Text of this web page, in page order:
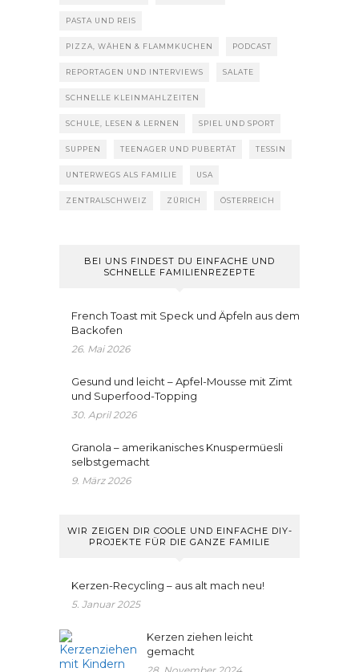
PASTA UND REIS
PIZZA, WÄHEN & FLAMMKUCHEN PODCAST
REPORTAGEN UND INTERVIEWS SALATE
SCHNELLE KLEINMAHLZEITEN
SCHULE, LESEN & LERNEN SPIEL UND SPORT
SUPPEN TEENAGER UND PUBERTÄT TESSIN
UNTERWEGS ALS FAMILIE USA
ZENTRALSCHWEIZ ZÜRICH ÖSTERREICH
BEI UNS FINDEST DU EINFACHE UND
SCHNELLE FAMILIENREZEPTE
French Toast mit Speck und Äpfeln aus dem
Backofen
26. Mai 2026
Gesund und leicht – Apfel-Mousse mit Zimt
und Superfood-Topping
30. April 2026
Granola – amerikanisches Knuspermüesli
selbstgemacht
9. März 2026
WIR ZEIGEN DIR COOLE UND EINFACHE DIY-
PROJEKTE FÜR DIE GANZE FAMILIE
Kerzen-Recycling – aus alt mach neu!
5. Januar 2025
Kerzen ziehen leicht
gemacht